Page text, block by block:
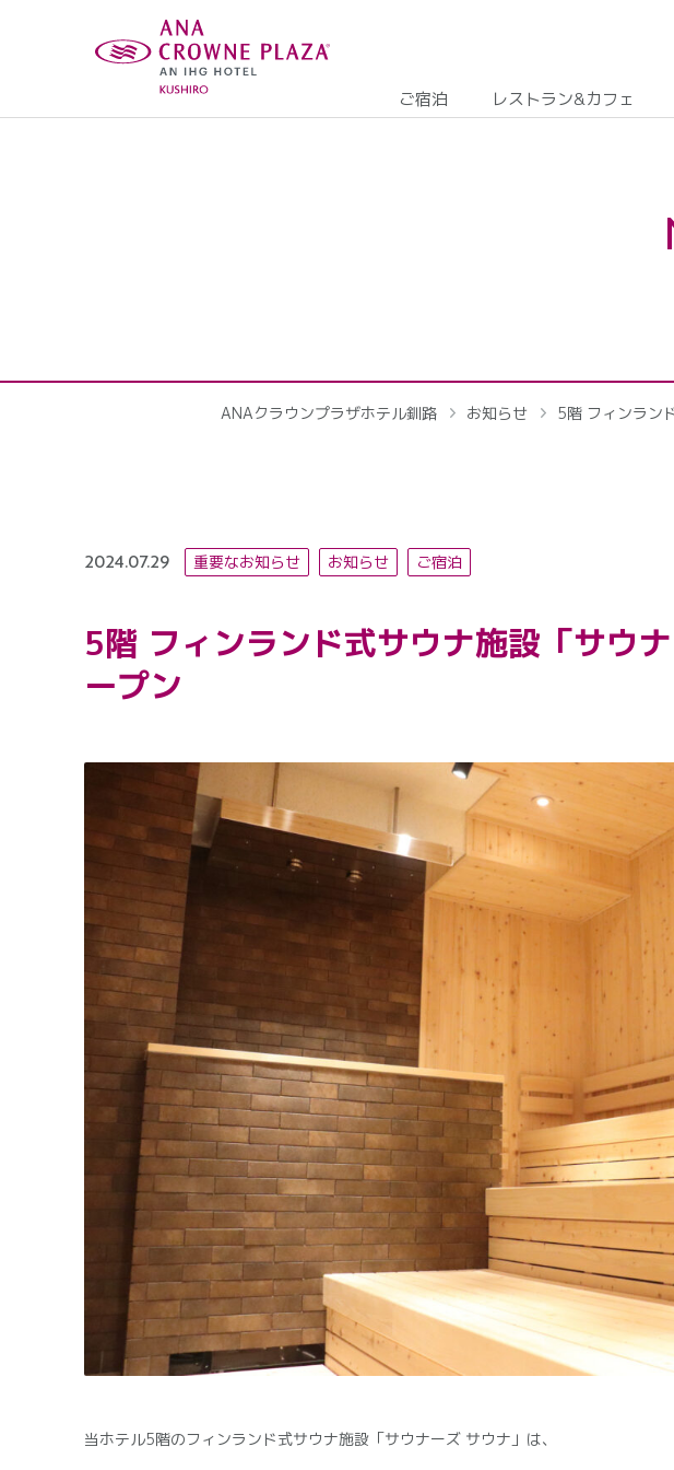
ご宿泊 レストラン&カフェ
ANAクラウンプラザホテル釧路 お知らせ 5階 フィンラン
2024.07.29 重要なお知らせ お知らせ ご宿泊
5階 フィンランド式サウナ施設「サウ
ープン
当ホテル5階のフィンランド式サウナ施設「サウナーズ サウナ」は、